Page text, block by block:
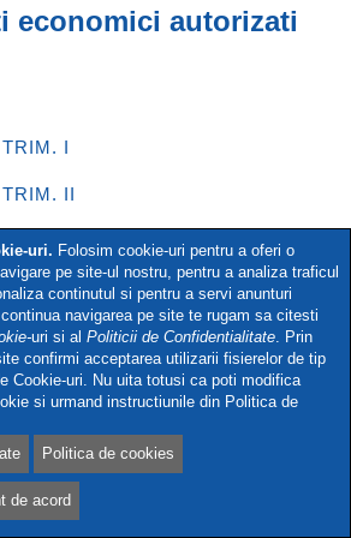
economici autorizati
I
II
TRIM. III
IV
Politica de cookie-uri
Termeni și condiții
Biroul Român de Metrologie Legalã
development: Webart
uri. Folosim cookie-uri pentru a oferi o
pe site-ul nostru, pentru a analiza traficul
continutul si pentru a servi anunturi
navigarea pe site te rugam sa citesti
uri si al Politicii de Confidentialitate. Prin
confirmi acceptarea utilizarii fisierelor de tip
Cookie-uri. Nu uita totusi ca poti modifica
si urmand instructiunile din Politica de
Politica de cookies
de acord